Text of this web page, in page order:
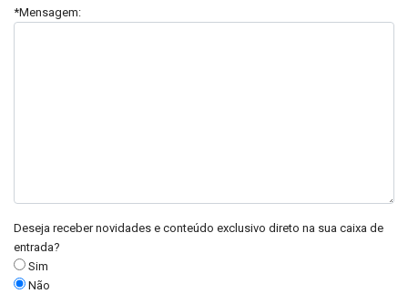
*Mensagem:
Deseja receber novidades e conteúdo exclusivo direto na sua caixa de
entrada?
Sim
Não